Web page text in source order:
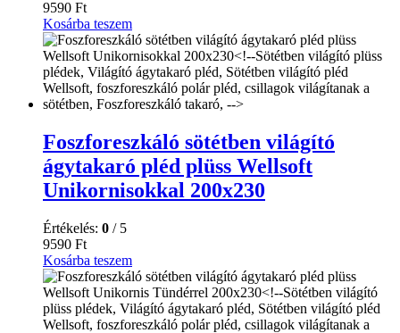
9590 Ft
Kosárba teszem
Foszforeszkáló sötétben világító
ágytakaró pléd plüss Wellsoft
Unikornisokkal 200x230
Értékelés: 0 / 5
9590 Ft
Kosárba teszem